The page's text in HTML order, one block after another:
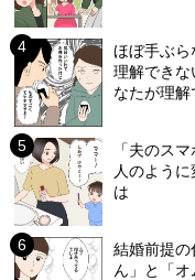
ほぼ手ぶ
理解でき
なたが理解
「夫のス
人のよう
は
結婚前提
ん」と「